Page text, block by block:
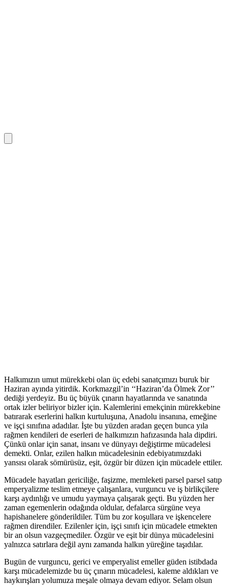
Halkımızın umut mürekkebi olan üç edebi sanatçımızı buruk bir
Haziran ayında yitirdik. Korkmazgil’in ‘‘Haziran’da Ölmek Zor’’
dediği yerdeyiz. Bu üç büyük çınarın hayatlarında ve sanatında
ortak izler beliriyor bizler için. Kalemlerini emekçinin mürekkebine
batırarak eserlerini halkın kurtuluşuna, Anadolu insanına, emeğine
ve işçi sınıfına adadılar. İşte bu yüzden aradan geçen bunca yıla
rağmen kendileri de eserleri de halkımızın hafızasında hala dipdiri.
Çünkü onlar için sanat, insanı ve dünyayı değiştirme mücadelesi
demekti. Onlar, ezilen halkın mücadelesinin edebiyatımızdaki
yansısı olarak sömürüsüz, eşit, özgür bir düzen için mücadele ettiler.
Mücadele hayatları gericiliğe, faşizme, memleketi parsel parsel satıp
emperyalizme teslim etmeye çalışanlara, vurguncu ve iş birlikçilere
karşı aydınlığı ve umudu yaymaya çalışarak geçti. Bu yüzden her
zaman egemenlerin odağında oldular, defalarca sürgüne veya
hapishanelere gönderildiler. Tüm bu zor koşullara ve işkencelere
rağmen direndiler. Ezilenler için, işçi sınıfı için mücadele etmekten
bir an olsun vazgeçmediler. Özgür ve eşit bir dünya mücadelesini
yalnızca satırlara değil aynı zamanda halkın yüreğine taşıdılar.
Bugün de vurguncu, gerici ve emperyalist emeller güden istibdada
karşı mücadelemizde bu üç çınarın mücadelesi, kaleme aldıkları ve
haykırışları yolumuza meşale olmaya devam ediyor. Selam olsun